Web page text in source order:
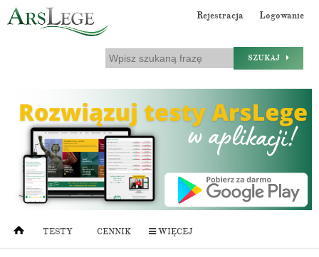
Rejestracja Logowanie
SZUKAJ
TESTY CENNIK WIĘCEJ